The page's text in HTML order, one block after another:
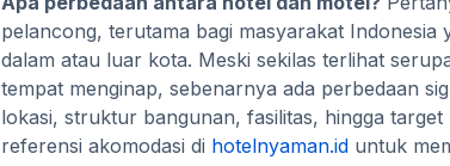
pelancong, terutama bagi masyarakat Indonesia
dalam atau luar kota. Meski sekilas terlihat
tempat menginap, sebenarnya ada perbedaan
lokasi, struktur bangunan, fasilitas, hingga
referensi akomodasi di hotelnyaman.id untuk